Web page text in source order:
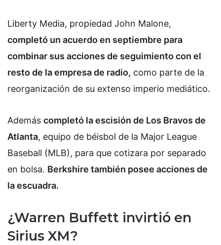
Liberty Media, propiedad John Malone,
completó un acuerdo en septiembre para
combinar sus acciones de seguimiento con el
resto de la empresa de radio, como parte de la
reorganización de su extenso imperio mediático.
Además completó la escisión de Los Bravos de
Atlanta, equipo de béisbol de la Major League
Baseball (MLB), para que cotizara por separado
en bolsa. Berkshire también posee acciones de
la escuadra.
¿Warren Buffett invirtió en
Sirius XM?